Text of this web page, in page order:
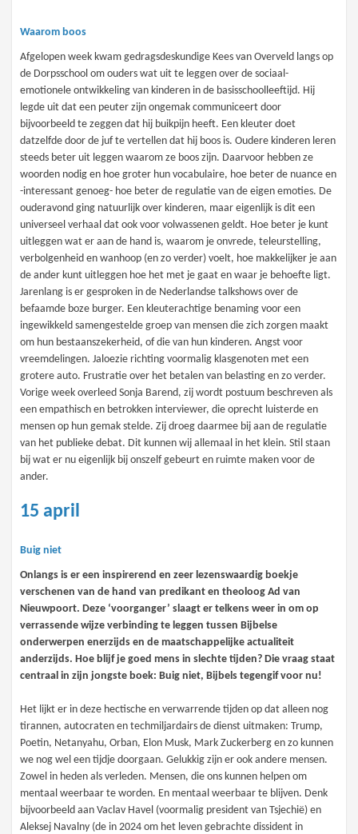
Waarom boos
Afgelopen week kwam gedragsdeskundige Kees van Overveld langs op
de Dorpsschool om ouders wat uit te leggen over de sociaal-
emotionele ontwikkeling van kinderen in de basisschoolleeftijd. Hij
legde uit dat een peuter zijn ongemak communiceert door
bijvoorbeeld te zeggen dat hij buikpijn heeft. Een kleuter doet
datzelfde door de juf te vertellen dat hij boos is. Oudere kinderen leren
steeds beter uit leggen waarom ze boos zijn. Daarvoor hebben ze
woorden nodig en hoe groter hun vocabulaire, hoe beter de nuance en
-interessant genoeg- hoe beter de regulatie van de eigen emoties. De
ouderavond ging natuurlijk over kinderen, maar eigenlijk is dit een
universeel verhaal dat ook voor volwassenen geldt. Hoe beter je kunt
uitleggen wat er aan de hand is, waarom je onvrede, teleurstelling,
verbolgenheid en wanhoop (en zo verder) voelt, hoe makkelijker je aan
de ander kunt uitleggen hoe het met je gaat en waar je behoefte ligt.
Jarenlang is er gesproken in de Nederlandse talkshows over de
befaamde boze burger. Een kleuterachtige benaming voor een
ingewikkeld samengestelde groep van mensen die zich zorgen maakt
om hun bestaanszekerheid, of die van hun kinderen. Angst voor
vreemdelingen. Jaloezie richting voormalig klasgenoten met een
grotere auto. Frustratie over het betalen van belasting en zo verder.
Vorige week overleed Sonja Barend, zij wordt postuum beschreven als
een empathisch en betrokken interviewer, die oprecht luisterde en
mensen op hun gemak stelde. Zij droeg daarmee bij aan de regulatie
van het publieke debat. Dit kunnen wij allemaal in het klein. Stil staan
bij wat er nu eigenlijk bij onszelf gebeurt en ruimte maken voor de
ander.
15 april
Buig niet
Onlangs is er een inspirerend en zeer lezenswaardig boekje
verschenen van de hand van predikant en theoloog Ad van
Nieuwpoort. Deze ‘voorganger’ slaagt er telkens weer in om op
verrassende wijze verbinding te leggen tussen Bijbelse
onderwerpen enerzijds en de maatschappelijke actualiteit
anderzijds. Hoe blijf je goed mens in slechte tijden? Die vraag staat
centraal in zijn jongste boek: Buig niet, Bijbels tegengif voor nu!
Het lijkt er in deze hectische en verwarrende tijden op dat alleen nog
tirannen, autocraten en techmiljardairs de dienst uitmaken: Trump,
Poetin, Netanyahu, Orban, Elon Musk, Mark Zuckerberg en zo kunnen
we nog wel een tijdje doorgaan. Gelukkig zijn er ook andere mensen.
Zowel in heden als verleden. Mensen, die ons kunnen helpen om
mentaal weerbaar te worden. En mentaal weerbaar te blijven. Denk
bijvoorbeeld aan Vaclav Havel (voormalig president van Tsjechië) en
Aleksej Navalny (de in 2024 om het leven gebrachte dissident in